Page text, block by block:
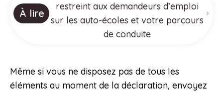
À lire
restreint aux demandeurs d’emploi
sur les auto-écoles et votre parcours
de conduite
Même si vous ne disposez pas de tous les
éléments au moment de la déclaration, envoyez